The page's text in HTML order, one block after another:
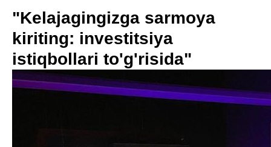
"Kelajagingizga sarmoya
kiriting: investitsiya
istiqbollari to'g'risida"